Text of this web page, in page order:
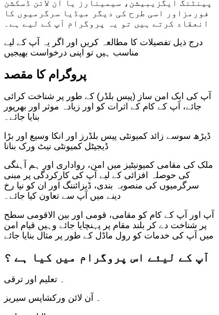
پینٹنگ ایگزیبیشن، سیمینارز یا آن لائن ڈسکشن
فورمزاور اسی طرح کی دیگر میڈیا سرگرمیوں کا
درج ذیل تفصیلات کا مطالعہ کریں اور اگر یہ آپ کے لیے
مناسب ہیں تو اپنی درخواست بھیجیں
پروگرام کا مقصد
آپ کی ایک امن ساز (پیس بلڈر) کے طور پر شناخت کرائی
جائے، آپ کے کام کے اثرات کو اور زیادہ موثر اور بھرپور
بنایا جائے۔
ڈیڑھ سوسے زائد کمیونٹی پیس بلڈرز اور انکا وسیع اور بڑا
ڈیجیٹل کمیونٹی نیٹ ورک بنانا
ملک کی مقامی کمیونیٹیز میں امن، رواداری اور ہم آہنگی
کی حوصلہ افزائی کے لیے آپ کی کارکردگی پر مبنی
سرگرمیوں کی منصوبہ بندی، ڈیزائننگ اور ان کو نیا رخ
دینے میں آپ سے تعاون کیا جائے۔
آپ اور آپ کے کام کو مقامی، قومی اور بین الاقومی سطح
پر شناخت دے کر بلند مقام پر پہنچایا جائے وہیں قیام امن
میں آپ کی خدمات کو رول ماڈل کے طور پر مثال بنایا جائے
آپ کے لیئے اس پروگرام میں کیا ہے ؟
۔ تعلیم اور ترقی
۔ آن لائن ورکشاپس سیریز